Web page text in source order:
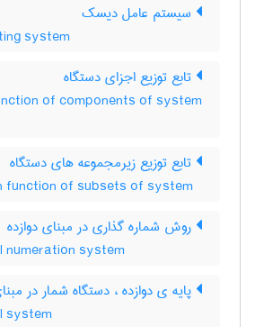
سیستم عامل دیسک
system
تابع توزیع اجزای دستگاه
of components of system
تابع توزیع زیرمجموعه های دستگاه
function of subsets of system
روش شماره گذاری در مبنای دوازده
numeration system
پایه ی دوازده ، دستگاه شمار در
system